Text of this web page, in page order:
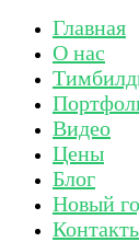
Главная
О нас
Видео
Цены
Блог
Новый